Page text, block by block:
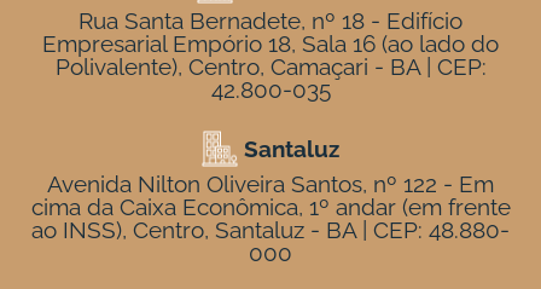
Rua Santa Bernadete, nº 18 - Edifício
Empresarial Empório 18, Sala 16 (ao lado do
Polivalente), Centro, Camaçari - BA | CEP:
42.800-035
Santaluz
Avenida Nilton Oliveira Santos, nº 122 - Em
cima da Caixa Econômica, 1º andar (em frente
ao INSS), Centro, Santaluz - BA | CEP: 48.880-
000